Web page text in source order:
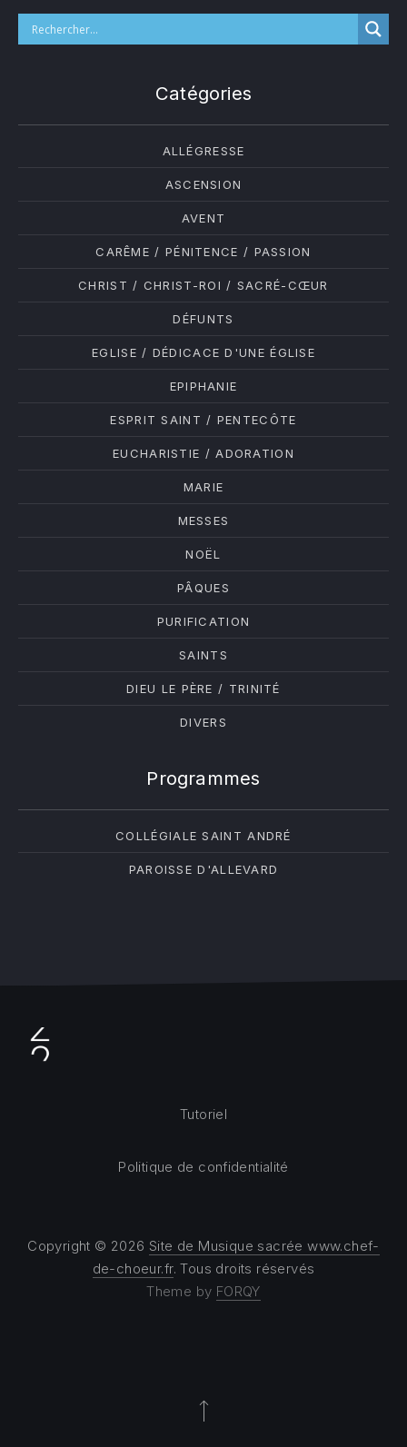
Catégories
ALLÉGRESSE
ASCENSION
AVENT
CARÊME / PÉNITENCE / PASSION
CHRIST / CHRIST-ROI / SACRÉ-CŒUR
DÉFUNTS
EGLISE / DÉDICACE D'UNE ÉGLISE
EPIPHANIE
ESPRIT SAINT / PENTECÔTE
EUCHARISTIE / ADORATION
MARIE
MESSES
NOËL
PÂQUES
PURIFICATION
SAINTS
DIEU LE PÈRE / TRINITÉ
DIVERS
Programmes
COLLÉGIALE SAINT ANDRÉ
PAROISSE D'ALLEVARD
Copyright © 2026 Site de Musique sacrée www.chef-
de-choeur.fr. Tous droits réservés
Theme by FORQY
Tutoriel
Politique de confidentialité
Back to Top
PREVIOUS